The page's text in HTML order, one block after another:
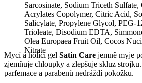
Sarcosinate, Sodium Triceth
Acrylates Copolymer, Citric Acid,
Salicylate, Propylene Glycol, PEG-
Trioleate, Disodium EDTA,
Olea Europaea Fruit Oil, Cocos
Nitrate
Mycí a holicí gel Satin Care jemně myje
zjemňuje chloupky a zlepšuje skluz
parfemace a parabenů nedráždí pokožku.